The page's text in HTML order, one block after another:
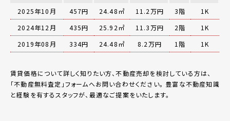
2025年10月
457円 24.48㎡ 11.2万円 3階
1K
2024年12月
435円 25.92㎡ 11.3万円 2階
1K
2019年08月
334円 24.48㎡ 8.2万円 1階 1K
賃貸価格について詳しく知りたい方、不動産売却を検討している方は、
「不動産無料査定 」フォームへお問い合わせください。 豊富な不動産知識
と経験を有するスタッフが、最適なご提案をいたします。